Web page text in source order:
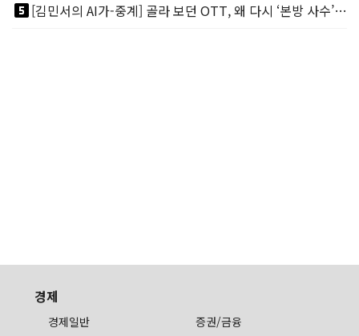
looks_5
[김민서의 AI가-중계] 골라 보던 OTT, 왜 다시 ‘본방 사수’를 부르나
경제
경제일반
증권/금융